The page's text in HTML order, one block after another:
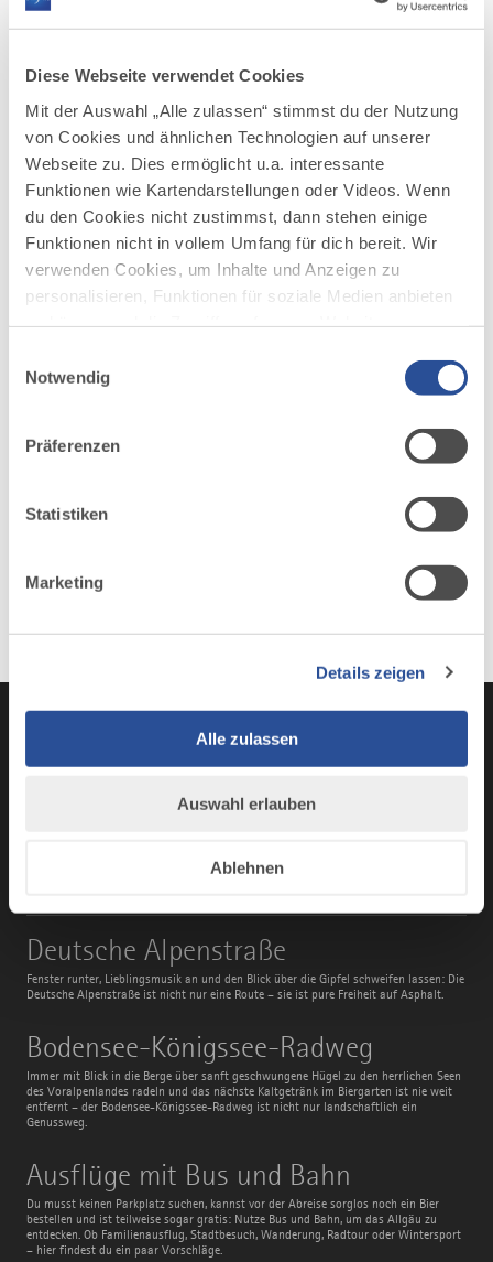
Diese Webseite verwendet Cookies
Mit der Auswahl „Alle zulassen“ stimmst du der Nutzung
von Cookies und ähnlichen Technologien auf unserer
Webseite zu. Dies ermöglicht u.a. interessante
Funktionen wie Kartendarstellungen oder Videos. Wenn
du den Cookies nicht zustimmst, dann stehen einige
Funktionen nicht in vollem Umfang für dich bereit. Wir
verwenden Cookies, um Inhalte und Anzeigen zu
personalisieren, Funktionen für soziale Medien anbieten
deiner Verwendung unserer Website an unsere Partner
möglicherweise mit weiteren Daten zusammen, die du
Nutzung der Dienste gesammelt haben.
Notwendig
Präferenzen
Statistiken
Marketing
Details zeigen
Alle zulassen
Auswahl erlauben
Ablehnen
Moos und lernen Torfentstehung kennen.
Kultur freue ich mich auf dein Interesse und
zu begleiten.
Melde dich bei Interesse unter: 07562 4220.
AUF DER ALLGÄU KARTE
Deutsche Alpenstraße
Fenster runter, Lieblingsmusik an und den Blick über die Gipfel schweifen lassen: Die
Deutsche Alpenstraße ist nicht nur eine Route – sie ist pure Freiheit auf Asphalt.
Deutsche
Alpenstraße
Bodensee-Königssee-Radweg
Immer mit Blick in die Berge über sanft geschwungene Hügel zu den herrlichen Seen
des Voralpenlandes radeln und das nächste Kaltgetränk im Biergarten ist nie weit
entfernt – der Bodensee-Königssee-Radweg ist nicht nur landschaftlich ein
Genussweg.
Bodensee-
Königssee-
Radweg
Ausflüge mit Bus und Bahn
Du musst keinen Parkplatz suchen, kannst vor der Abreise sorglos noch ein Bier
bestellen und ist teilweise sogar gratis: Nutze Bus und Bahn, um das Allgäu zu
entdecken. Ob Familienausflug, Stadtbesuch, Wanderung, Radtour oder Wintersport
– hier findest du ein paar Vorschläge.
Ausflüge
mit
Bus
und
Bahn